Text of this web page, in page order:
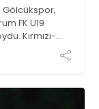
Gölcükspor,
FK U19
Kırmızı-
4-0